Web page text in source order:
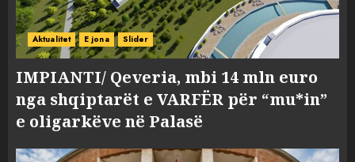
Aktualitet E jona Slider
IMPIANTI/ Qeveria, mbi 14 mln euro
nga shqiptarët e VARFËR për “mu*in”
e oligarkëve në Palasë